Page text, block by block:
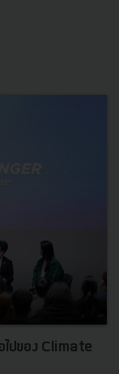
ไปของ Climate